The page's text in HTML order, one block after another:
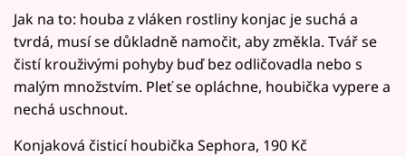
Jak na to: houba z vláken rostliny konjac je suchá a
tvrdá, musí se důkladně namočit, aby změkla. Tvář se
čistí krouživými pohyby buď bez odličovadla nebo s
malým množstvím. Pleť se opláchne, houbička vypere a
nechá uschnout.
Konjaková čisticí houbička Sephora, 190 Kč